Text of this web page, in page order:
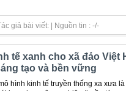
giả bài viết: | Nguồn tin : -/-
tế xanh cho xã đảo Việt
tạo và bền vững
hình kinh tế truyền thống xa xưa